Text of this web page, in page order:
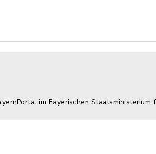
im Bayerischen Staatsministerium